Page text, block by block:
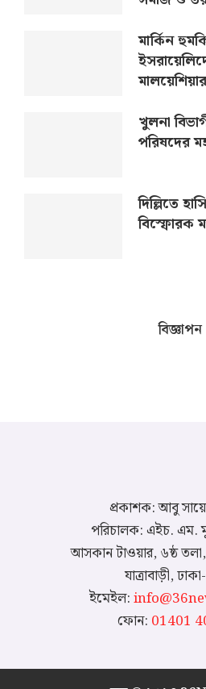
মার্কিন
মালয়েশিয়ার
খুলনা
পরিষদের
দিল্লিতে
বিস্ফোরক
বিজ্ঞাপন
প্রকাশক: আবু
পরিচালক: এইচ. এম.
আসকান টাওয়ার, ৬ষ্ঠ
যাত্রাবাড়ী,
ইমেইল:
ফোন: 01401